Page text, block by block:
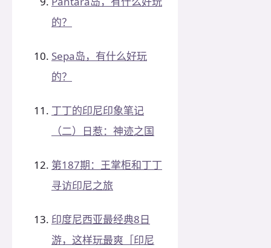
的？
Sepa岛，有什么好玩
的？
丁丁的印尼印象笔记
（二）日惹：神迹之国
第187期：王掌柜和丁丁
寻访印尼之旅
印度尼西亚最经典8日
游，这样玩最爽［印尼